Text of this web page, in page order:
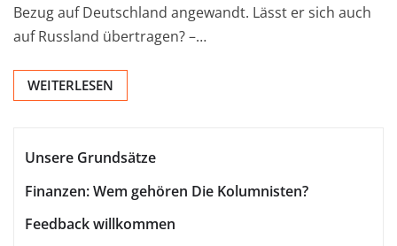
Bezug auf Deutschland angewandt. Lässt er sich auch
auf Russland übertragen? –…
WEITERLESEN
Unsere Grundsätze
Finanzen: Wem gehören Die Kolumnisten?
Feedback willkommen